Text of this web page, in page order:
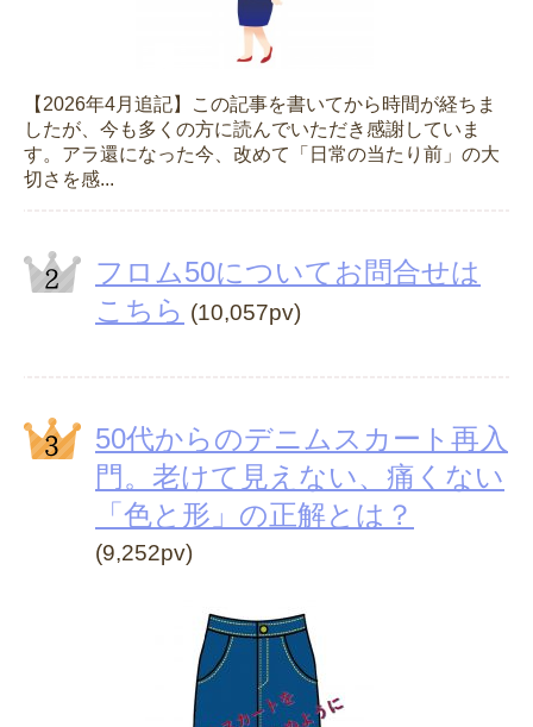
【2026年4月追記】この記事を書いてから時間が経ちま
したが、今も多くの方に読んでいただき感謝していま
す。アラ還になった今、改めて「日常の当たり前」の大
切さを感...
フロム50についてお問合せは
こちら (10,057pv)
50代からのデニムスカート再入
門。老けて見えない、痛くない
「色と形」の正解とは？
(9,252pv)